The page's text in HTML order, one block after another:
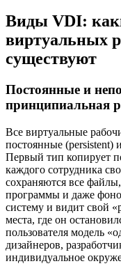
Виды VDI:
виртуальных
существуют
Постоянные и
принципиальная
Все виртуальные
постоянные (persistent)
Первый тип копирует
каждого сотрудника
сохраняются все
программы и даже
систему и видит свой
места, где он
пользователя модель
дизайнеров,
индивидуальное